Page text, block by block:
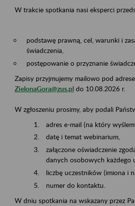
W trakcie spotkania nasi eksperci
podstawę prawną, cel, warunki i
świadczenia,
postępowanie o przyznanie
Zapisy przyjmujemy mailowo pod
ZielonaGora@zus.pl do 10.08.2026 r.
W zgłoszeniu prosimy, aby podali
adres e-mail (na który
datę i temat webinarium,
załączone oświadczenie
danych osobowych każdego
liczbę uczestników (imiona i
numer do kontaktu.
W dniu spotkania na wskazany przez